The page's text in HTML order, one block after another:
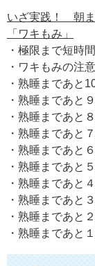
いざ実践！ 朝ま
「ワキもみ」
・極限まで短時
・ワキもみの注
・熟睡まであと
・熟睡まであと
・熟睡まであと
・熟睡まであと
・熟睡まであと
・熟睡まであと
・熟睡まであと
・熟睡まであと
・熟睡まであと
・熟睡まであと